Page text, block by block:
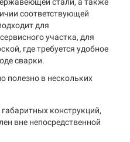
соответствующей
для
участка, для
где требуется удобное
сварки.
полезно в нескольких
конструкций,
вне непосредственной